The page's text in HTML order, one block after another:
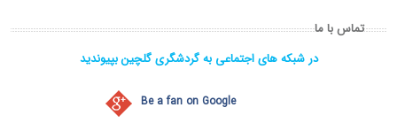
تماس با ما
در شبکه های اجتماعی به گردشگری گلچین بپیوندید
Be a fan on Google